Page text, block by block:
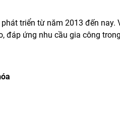
triển từ năm 2013 đến
đáp ứng nhu cầu gia công